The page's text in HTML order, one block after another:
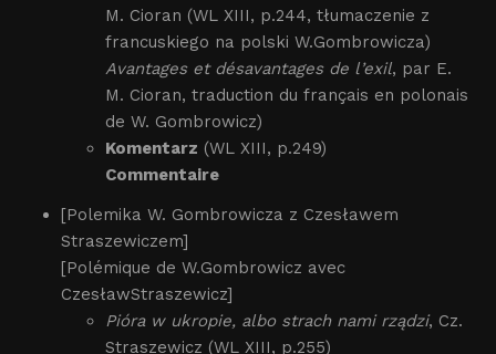
M. Cioran (WL XIII, p.244, tłumaczenie z
francuskiego na polski W.Gombrowicza)
Avantages et désavantages de l’exil, par E.
M. Cioran, traduction du français en polonais
de W. Gombrowicz)
Komentarz (WL XIII, p.249)
Commentaire
[Polemika W. Gombrowicza z Czesławem
Straszewiczem]
[Polémique de W.Gombrowicz avec
CzesławStraszewicz]
Pióra w ukropie, albo strach nami rządzi, Cz.
Straszewicz (WL XIII, p.255)